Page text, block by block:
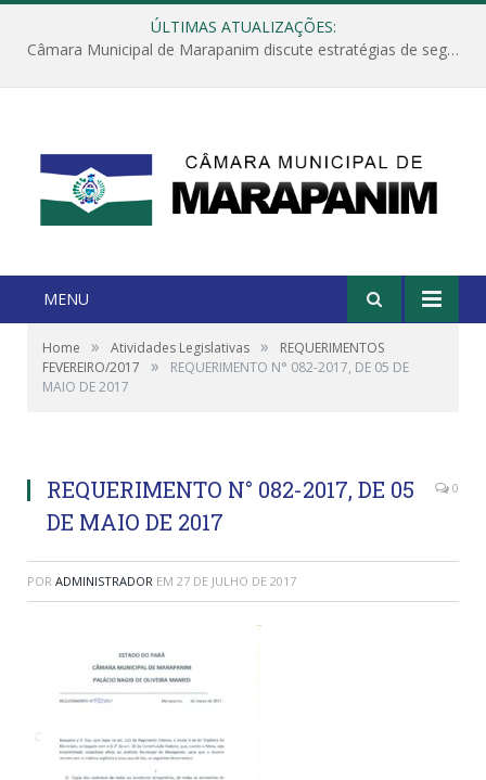
ÚLTIMAS ATUALIZAÇÕES:
Câmara Municipal de Marapanim discute estratégias de segurança com autoridades e poder executivo
MENU
Home » Atividades Legislativas »
REQUERIMENTOS
FEVEREIRO/2017
»
REQUERIMENTO N° 082-2017, DE 05 DE
MAIO DE 2017
REQUERIMENTO N° 082-2017, DE 05
DE MAIO DE 2017
0
POR ADMINISTRADOR EM 27 DE JULHO DE 2017